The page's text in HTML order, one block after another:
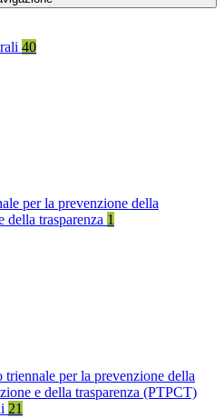
40
per la prevenzione della
della trasparenza 1
triennale per la prevenzione della
e della trasparenza (PTPCT)
21